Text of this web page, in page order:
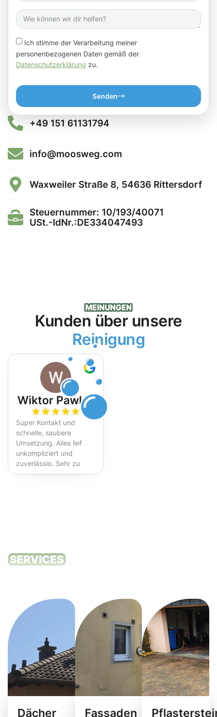
Ich stimme der Verarbeitung meiner
personenbezogenen Daten gemäß der
Datenschutzerklärung zu.
Senden
+49 151 61131794
info@moosweg.com
Waxweiler Straße 8, 54636 Rittersdorf
Steuernummer: 10/193/40071
USt.-IdNr.:DE334047493
Kunden über unsere
Reinigung
Wiktor Pawlak
Super Kontakt und
schnelle, saubere
Umsetzung. Alles lief
unkompliziert und
zuverlässig. Sehr zu
empfehlen!
Dächer Fassaden